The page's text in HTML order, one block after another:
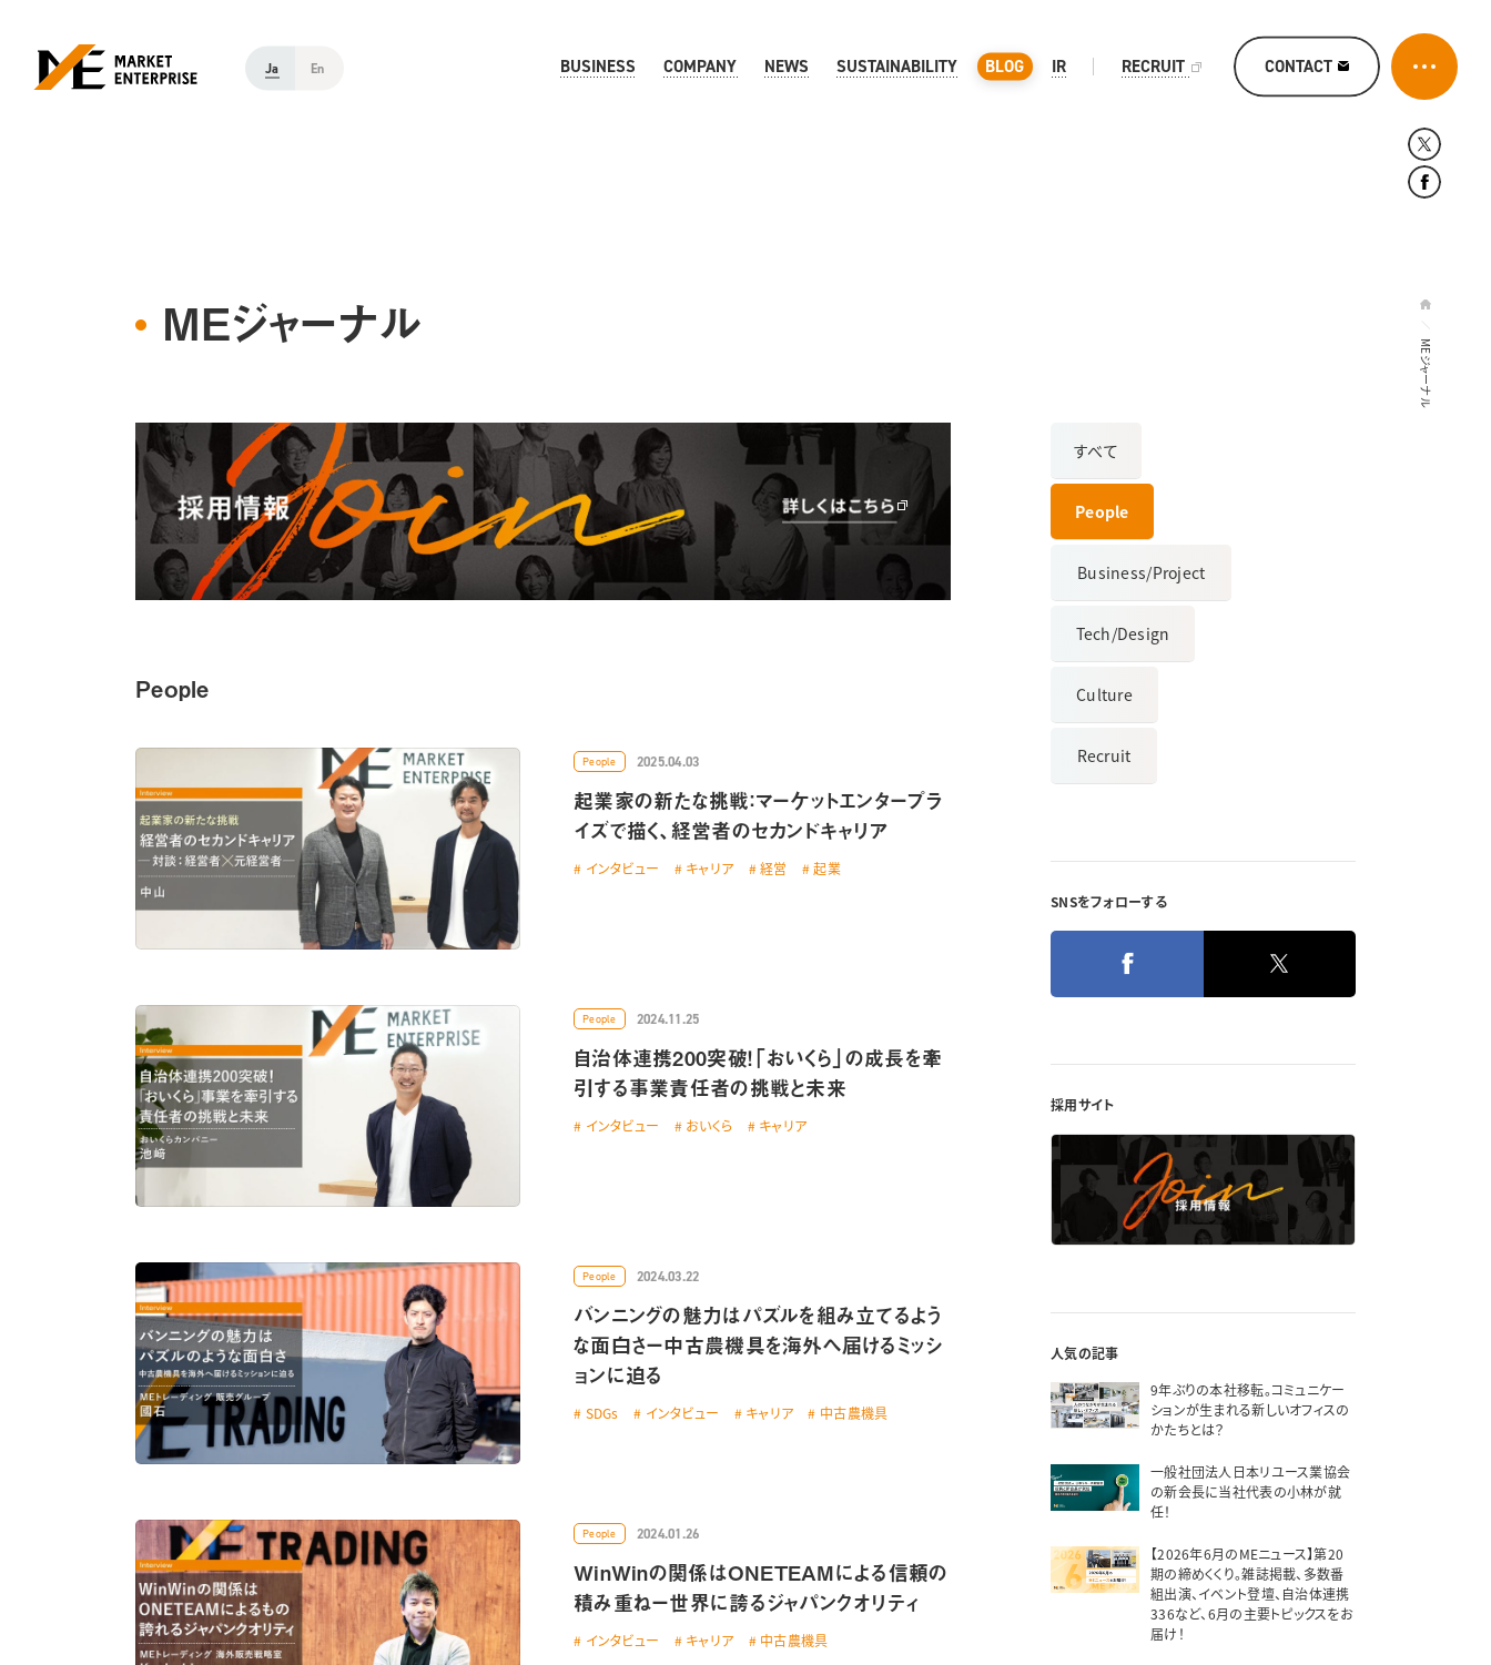
Ja En CONTACT
BUSINESS COMPANY NEWS SUSTAINABILITY BLOG IR RECRUIT
MEジャーナル
MEジャーナル
People
People 2025.04.03
起業家の新たな挑戦：マーケットエンタープラ
イズで描く、経営者のセカンドキャリア
インタビュー キャリア 経営 起業
People 2024.11.25
自治体連携200突破！「おいくら」の成長を牽
引する事業責任者の挑戦と未来
インタビュー おいくら キャリア
People 2024.03.22
バンニングの魅力はパズルを組み立てるよう
な面白さー中古農機具を海外へ届けるミッシ
ョンに迫る
SDGs インタビュー キャリア 中古農機具
People 2024.01.26
WinWinの関係はONETEAMによる信頼の
積み重ねー世界に誇るジャパンクオリティ
インタビュー キャリア 中古農機具
すべて
People
Business/Project
Tech/Design
Culture
Recruit
SNSをフォローする
採用サイト
人気の記事
9年ぶりの本社移転。コミュニケー
ションが生まれる新しいオフィスの
かたちとは？
一般社団法人日本リユース業協会
の新会長に当社代表の小林が就
任！
【2026年6月のMEニュース】第20
期の締めくくり。雑誌掲載、多数番
組出演、イベント登壇、自治体連携
336など、6月の主要トピックスをお
届け！